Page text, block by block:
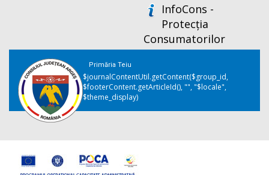
InfoCons -
Protecția
Consumatorilor
Primăria Teiu
$journalContentUtil.getContent($group_id,
$footerContent.getArticleId(), "", "$locale",
$theme_display)